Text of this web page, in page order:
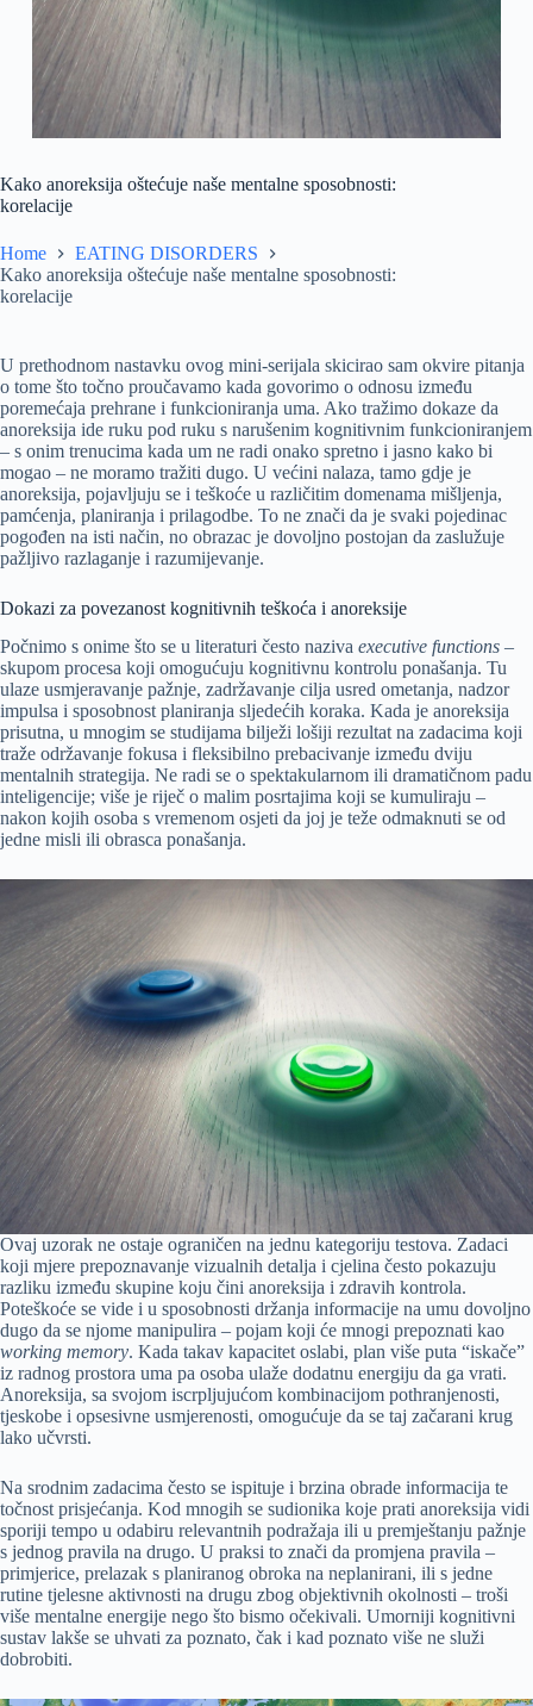
Kako anoreksija oštećuje naše mentalne sposobnosti:
korelacije
Home
EATING DISORDERS
Kako anoreksija oštećuje naše mentalne sposobnosti:
korelacije
U prethodnom nastavku ovog mini-serijala skicirao sam okvire pitanja
o tome što točno proučavamo kada govorimo o odnosu između
poremećaja prehrane i funkcioniranja uma. Ako tražimo dokaze da
anoreksija ide ruku pod ruku s narušenim kognitivnim funkcioniranjem
– s onim trenucima kada um ne radi onako spretno i jasno kako bi
mogao – ne moramo tražiti dugo. U većini nalaza, tamo gdje je
anoreksija, pojavljuju se i teškoće u različitim domenama mišljenja,
pamćenja, planiranja i prilagodbe. To ne znači da je svaki pojedinac
pogođen na isti način, no obrazac je dovoljno postojan da zaslužuje
pažljivo razlaganje i razumijevanje.
Dokazi za povezanost kognitivnih teškoća i anoreksije
Počnimo s onime što se u literaturi često naziva executive functions –
skupom procesa koji omogućuju kognitivnu kontrolu ponašanja. Tu
ulaze usmjeravanje pažnje, zadržavanje cilja usred ometanja, nadzor
impulsa i sposobnost planiranja sljedećih koraka. Kada je anoreksija
prisutna, u mnogim se studijama bilježi lošiji rezultat na zadacima koji
traže održavanje fokusa i fleksibilno prebacivanje između dviju
mentalnih strategija. Ne radi se o spektakularnom ili dramatičnom padu
inteligencije; više je riječ o malim posrtajima koji se kumuliraju –
nakon kojih osoba s vremenom osjeti da joj je teže odmaknuti se od
jedne misli ili obrasca ponašanja.
Ovaj uzorak ne ostaje ograničen na jednu kategoriju testova. Zadaci
koji mjere prepoznavanje vizualnih detalja i cjelina često pokazuju
razliku između skupine koju čini anoreksija i zdravih kontrola.
Poteškoće se vide i u sposobnosti držanja informacije na umu dovoljno
dugo da se njome manipulira – pojam koji će mnogi prepoznati kao
working memory. Kada takav kapacitet oslabi, plan više puta “iskače”
iz radnog prostora uma pa osoba ulaže dodatnu energiju da ga vrati.
Anoreksija, sa svojom iscrpljujućom kombinacijom pothranjenosti,
tjeskobe i opsesivne usmjerenosti, omogućuje da se taj začarani krug
lako učvrsti.
Na srodnim zadacima često se ispituje i brzina obrade informacija te
točnost prisjećanja. Kod mnogih se sudionika koje prati anoreksija vidi
sporiji tempo u odabiru relevantnih podražaja ili u premještanju pažnje
s jednog pravila na drugo. U praksi to znači da promjena pravila –
primjerice, prelazak s planiranog obroka na neplanirani, ili s jedne
rutine tjelesne aktivnosti na drugu zbog objektivnih okolnosti – troši
više mentalne energije nego što bismo očekivali. Umorniji kognitivni
sustav lakše se uhvati za poznato, čak i kad poznato više ne služi
dobrobiti.